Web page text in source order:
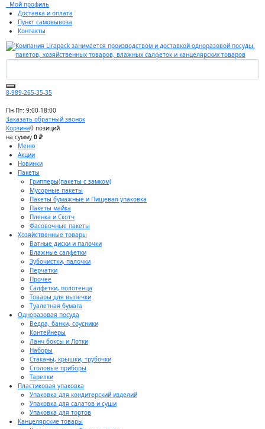
Мой профиль
Доставка и оплата
Пункт самовывоза
Контакты
8-989-265-35-35
Пн-Пт: 9:00-18:00
Заказать обратный звонок
Корзина0 позиций
на сумму 0 ₽
Меню
Акции
Новинки
Пакеты
Грипперы(пакеты с замком)
Мусорные пакеты
Пакеты бумажные и Пищевая упаковка
Пакеты майка
Пленка и Скотч
Фасовочные пакеты
Хозяйственные товары
Ватные диски и палочки
Влажные салфетки
Зубочистки, палочки
Перчатки
Прочее
Салфетки, полотенца
Товары для выпечки
Туалетная бумага
Одноразовая посуда
Ведра, банки, соусники
Контейнеры
Ланч боксы и Лотки
Наборы
Стаканы, крышки, трубочки
Столовые приборы
Тарелки
Пластиковая упаковка
Упаковка для кондитерский изделий
Упаковка для салатов и суши
Упаковка для тортов
Канцелярские товары